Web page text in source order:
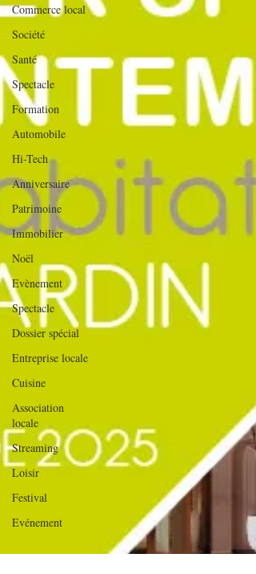
Commerce local
Société
Santé
Spectacle
Formation
Automobile
Hi-Tech
Anniversaire
Patrimoine
Immobilier
Noël
Evènement
Spectacle
Dossier spécial
Entreprise locale
Cuisine
Association
locale
Streaming
Loisir
Festival
Evénement